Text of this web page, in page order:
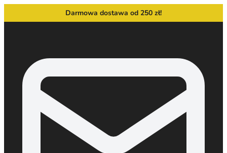
Darmowa dostawa od 250 zł!